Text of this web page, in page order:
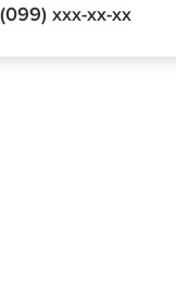
(099) ххх-хх-хх